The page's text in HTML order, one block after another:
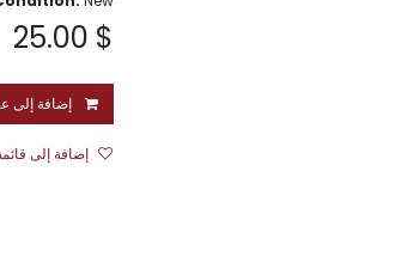
$
25.00
إضافة إلى
إضافة إلى